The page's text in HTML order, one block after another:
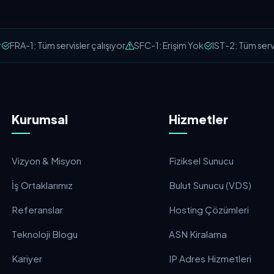
FRA-1: Tüm servisler çalışıyor SFC-1: Erişim Yok IST-2: Tüm
Kurumsal
Vizyon & Misyon
İş Ortaklarımız
Referanslar
Teknoloji Blogu
Kariyer
Hizmetler
Fiziksel Sunucu
Bulut Sunucu (VDS)
Hosting Çözümleri
ASN Kiralama
IP Adres Hizmetleri